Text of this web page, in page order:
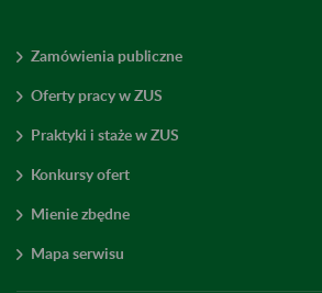
Zamówienia publiczne
Oferty pracy w ZUS
Praktyki i staże w ZUS
Konkursy ofert
Mienie zbędne
Mapa serwisu